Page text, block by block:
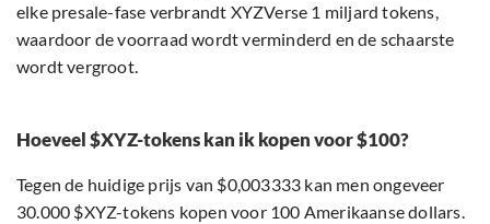
elke presale-fase verbrandt XYZVerse 1 miljard tokens,
waardoor de voorraad wordt verminderd en de schaarste
wordt vergroot.
Hoeveel $XYZ-tokens kan ik kopen voor $100?
Tegen de huidige prijs van $0,003333 kan men ongeveer
30.000 $XYZ-tokens kopen voor 100 Amerikaanse dollars.